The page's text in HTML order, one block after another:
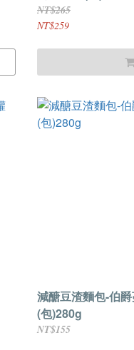
NT$265
NT$259
減醣豆渣麵包-伯
(包)280g
NT$155